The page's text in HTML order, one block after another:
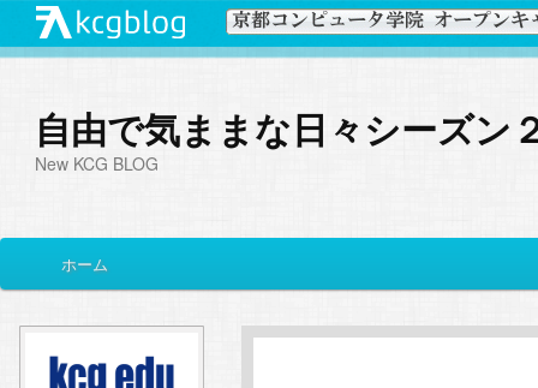
自由で気ままな日々シーズン
New KCG BLOG
イ
メ
イ
サ
ブ
ホーム